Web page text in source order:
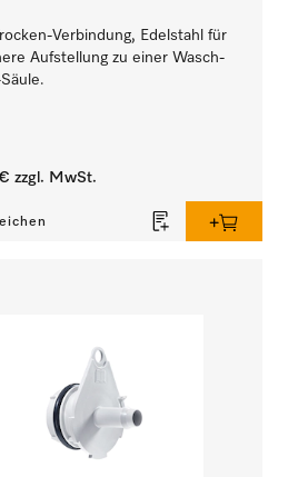
Verbindung, Edelstahl für
Aufstellung zu einer Wasch-
Säule.
zzgl. MwSt.